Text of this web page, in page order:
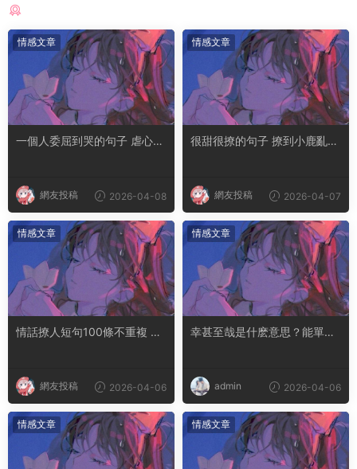
情感文章
一個人委屈到哭的句子 虐心到
網友投稿 2026-04-08
情感文章
很甜很撩的句子 撩到小鹿亂撞
網友投稿 2026-04-07
情感文章
情話撩人短句100條不重複 土
網友投稿 2026-04-06
情感文章
幸甚至哉是什麽意思？能單獨
admin 2026-04-06
情感文章 情感文章